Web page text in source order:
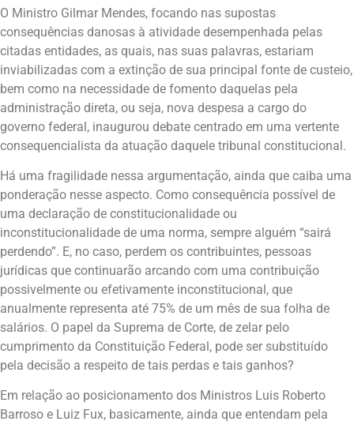
O Ministro Gilmar Mendes, focando nas supostas
consequências danosas à atividade desempenhada pelas
citadas entidades, as quais, nas suas palavras, estariam
inviabilizadas com a extinção de sua principal fonte de custeio,
bem como na necessidade de fomento daquelas pela
administração direta, ou seja, nova despesa a cargo do
governo federal, inaugurou debate centrado em uma vertente
consequencialista da atuação daquele tribunal constitucional.
Há uma fragilidade nessa argumentação, ainda que caiba uma
ponderação nesse aspecto. Como consequência possível de
uma declaração de constitucionalidade ou
inconstitucionalidade de uma norma, sempre alguém “sairá
perdendo”. E, no caso, perdem os contribuintes, pessoas
jurídicas que continuarão arcando com uma contribuição
possivelmente ou efetivamente inconstitucional, que
anualmente representa até 75% de um mês de sua folha de
salários. O papel da Suprema de Corte, de zelar pelo
cumprimento da Constituição Federal, pode ser substituído
pela decisão a respeito de tais perdas e tais ganhos?
Em relação ao posicionamento dos Ministros Luis Roberto
Barroso e Luiz Fux, basicamente, ainda que entendam pela